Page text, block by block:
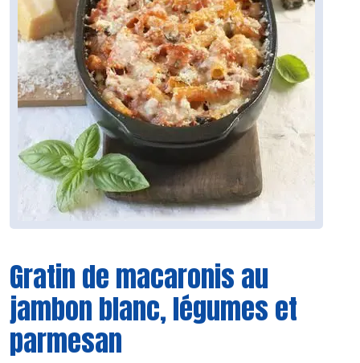
Gratin de macaronis au
jambon blanc, légumes et
parmesan